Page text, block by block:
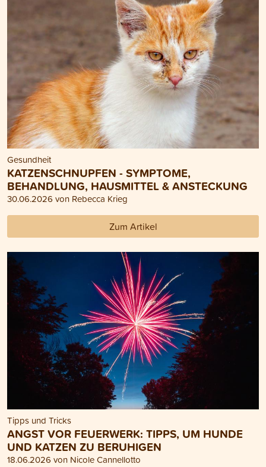
Gesundheit
KATZENSCHNUPFEN - SYMPTOME,
BEHANDLUNG, HAUSMITTEL & ANSTECKUNG
30.06.2026 von Rebecca Krieg
Zum Artikel
Tipps und Tricks
ANGST VOR FEUERWERK: TIPPS, UM HUNDE
UND KATZEN ZU BERUHIGEN
18.06.2026 von Nicole Cannellotto